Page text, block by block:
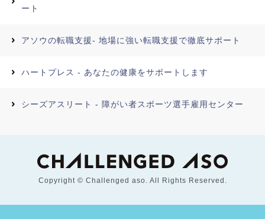
ート
アソウの転職支援- 地場に強い転職支援で徹底サポート
ハートプレス - あなたの健康をサポートします
シーズアスリート - 障がい者スポーツ選手雇用センター
Copyright © Challenged aso. All Rights Reserved.